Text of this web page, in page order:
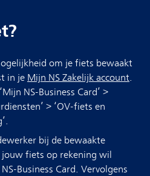
l
a
y
om je fiets bewaakt
in je Mijn NS Zakelijk account.
NS-Business Card’ >
> ‘OV-fiets en
bij de bewaakte
fiets op rekening wil
Business Card. Vervolgens